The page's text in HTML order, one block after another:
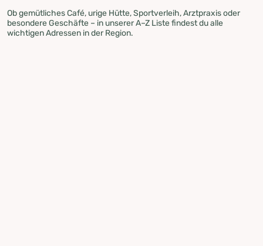
Ob gemütliches Café, urige Hütte, Sportverleih, Arztpraxis oder
besondere Geschäfte – in unserer A–Z Liste findest du alle
wichtigen Adressen in der Region.